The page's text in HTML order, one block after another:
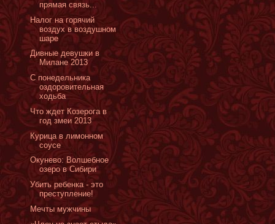
прямая связь...
Налог на горячий
воздух в воздушном
шаре
Дивные девушки в
Милане 2013
С понедельника
оздоровительная
ходьба
Что ждет Козерога в
год змеи 2013
Курица в лимонном
соусе
Окунево: Волшебное
озеро в Сибири
Убить ребенка - это
преступление!
Мечты мужчины